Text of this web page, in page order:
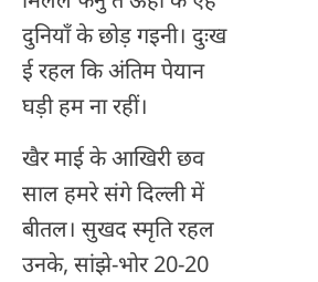
दुनियाँ के छोड़ गइनी। दुःख
ई रहल कि अंतिम पेयान
घड़ी हम ना रहीं।
खैर माई के आखिरी छव
साल हमरे संगे दिल्ली में
बीतल। सुखद स्मृति रहल
उनके, सांझे-भोर 20-20